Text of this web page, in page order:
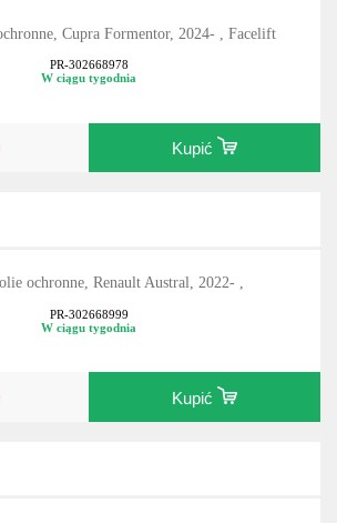
Cupra Formentor, 2024- , Facelift
PR-302668978
W ciągu tygodnia
Kupić
ochronne, Renault Austral, 2022- ,
PR-302668999
W ciągu tygodnia
Kupić